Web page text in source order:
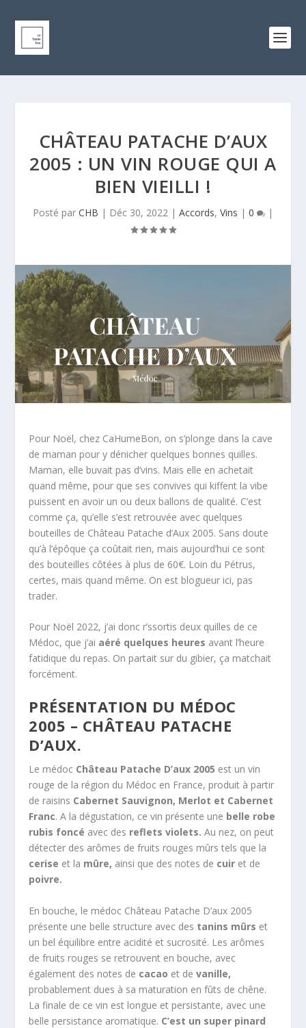
CHÂTEAU PATACHE D’AUX
2005 : UN VIN ROUGE QUI A
BIEN VIEILLI !
Posté par CHB | Déc 30, 2022 | Accords, Vins | 0 |
Pour Noël, chez CaHumeBon, on s’plonge dans la cave
de maman pour y dénicher quelques bonnes quilles.
Maman, elle buvait pas d’vins. Mais elle en achetait
quand même, pour que ses convives qui kiffent la vibe
puissent en avoir un ou deux ballons de qualité. C’est
comme ça, qu’elle s’est retrouvée avec quelques
bouteilles de Château Patache d’Aux 2005. Sans doute
qu’à l’épôque ça coûtait rien, mais aujourd’hui ce sont
des bouteilles côtées à plus de 60€. Loin du Pétrus,
certes, mais quand même. On est blogueur ici, pas
trader.
Pour Noël 2022, j’ai donc r’ssortis deux quilles de ce
Médoc, que j’ai aéré quelques heures avant l’heure
fatidique du repas. On partait sur du gibier, ça matchait
forcément.
PRÉSENTATION DU MÉDOC
2005 – CHÂTEAU PATACHE
D’AUX.
Le médoc Château Patache D’aux 2005 est un vin
rouge de la région du Médoc en France, produit à partir
de raisins Cabernet Sauvignon, Merlot et Cabernet
Franc. A la dégustation, ce vin présente une belle robe
rubis foncé avec des reflets violets. Au nez, on peut
détecter des arômes de fruits rouges mûrs tels que la
cerise et la mûre, ainsi que des notes de cuir et de
poivre.
En bouche, le médoc Château Patache D’aux 2005
présente une belle structure avec des tanins mûrs et
un bel équilibre entre acidité et sucrosité. Les arômes
de fruits rouges se retrouvent en bouche, avec
également des notes de cacao et devanille,
probablement dues à sa maturation en fûts de chêne.
La finale de ce vin est longue et persistante, avec une
belle persistance aromatique. C’est un super pinard